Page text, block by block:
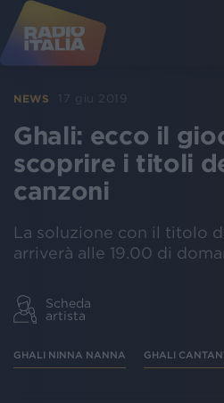
NEWS 17 giu 2019
Ghali: ecco il
scoprire i titoli
canzoni
La soluzione con il titolo
arriverà alle 19.00 di
Scheda
artista
GHALI NINNA NANNA GHALI